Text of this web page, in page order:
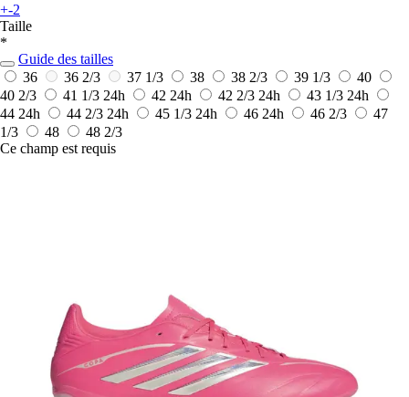
+-2
Taille
*
Guide des tailles
36
36 2/3 37 1/3 38 38 2/3 39 1/3
40
40 2/3
41 1/3 24h 42 24h 42 2/3 24h 43 1/3 24h
44 24h 44 2/3 24h 45 1/3 24h 46 24h 46 2/3
47
1/3
48
48 2/3
Ce champ est requis